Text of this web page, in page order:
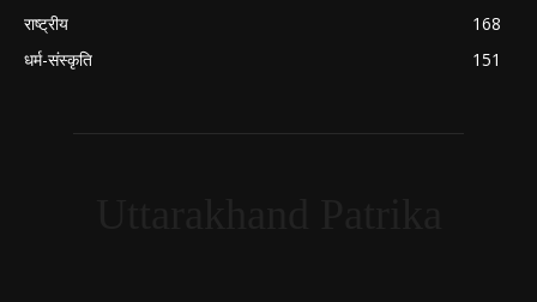
राष्ट्रीय
168
धर्म-संस्कृति
151